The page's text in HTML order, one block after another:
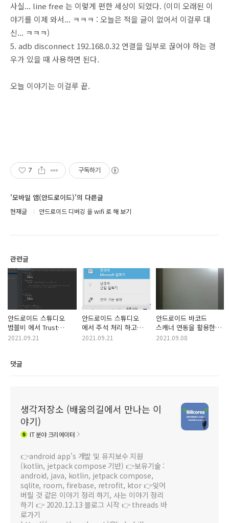
사실... line free 는 이렇게 편한 세상이 되었다. (이미 오래된 이
야기를 이제 와서... ㅋㅋㅋ : 오늘은 적을 글이 없어서 이걸루 대
신... ㅋㅋㅋ)
5. adb disconnect 192.168.0.32 연결을 일부로 끊어야 하는 경
우가 있을 때 사용하면 된다.
오늘 이야기는 이걸루 끝.
7 구독하기
'모바일 앱(안드로이드)'의 다른글
현재글 안드로이드 디버깅 을 wifi 로 해 보기
관련글
안드로이드 스튜디오
범블비 에서 Trust
Gradle Project ???
2021.09.21
안드로이드 스튜디오
에서 주석 처리 하고
싶으데... 이상한 문자만
2021.09.21
안드로이드 바코드
스캐너 연동을 활용한
기능 구현 이야기
2021.09.08
댓글
생각저장소 (배움의길에서 만나는 이
야기)
IT분야 크리에이터
👉android app's 개발 및 유지보수 지원
(kotlin, jetpack compose 기반) 👉보유기술 :
android, java, kotlin, jetpack compose,
sqlite, room, firebase, retrofit, ktor 👉잊어
버릴 것 같은 이야기 정리 하기, 사는 이야기 정리
하기 👉 2020.12.13 블로그 시작 👉 threads 바
로가기